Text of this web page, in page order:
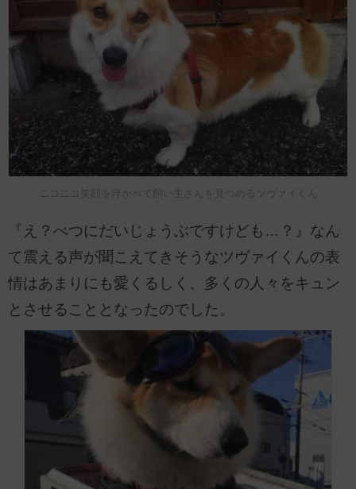
ニコニコ笑顔を浮かべて飼い主さんを見つめるツヴァイくん
『え？べつにだいじょうぶですけども…？』なん
て震える声が聞こえてきそうなツヴァイくんの表
情はあまりにも愛くるしく、多くの人々をキュン
とさせることとなったのでした。